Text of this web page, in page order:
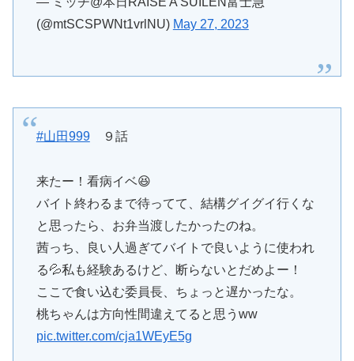
(@mtSCSPWNt1vrlNU)May 27, 2023
#山田999９話
バイト終わるまで待ってて、結構グイグイ行くな
と思ったら、お弁当渡したかったのね。
茜っち、良い人過ぎてバイトで良いように使われ
る💦私も経験あるけど、断らないとだめよー！
ここで食い込む委員長、ちょっと遅かったな。
桃ちゃんは方向性間違えてると思うww
pic.twitter.com/cja1WEyE5g